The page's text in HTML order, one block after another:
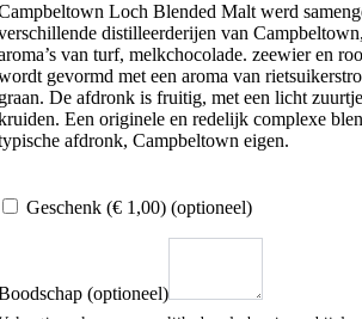
Loch Blended Malt werd
distilleerderijen van
van turf, melkchocolade. zeewier en
gevormd met een aroma van
De afdronk is fruitig, met een licht
Een originele en redelijk complexe
afdronk, Campbeltown eigen.
Geschenk (€ 1,00) (optioneel)
(optioneel)